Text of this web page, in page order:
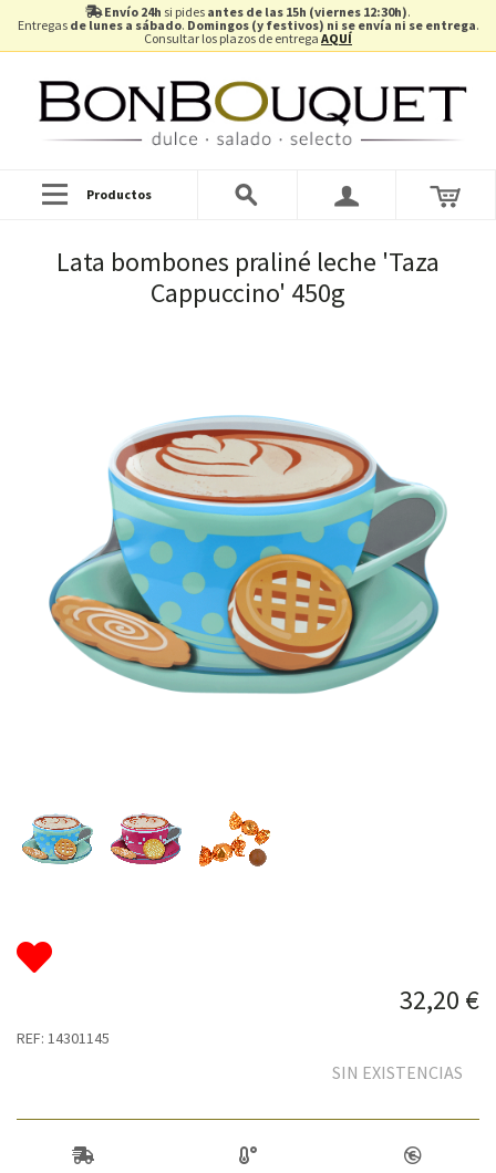
Envío 24h si pides antes de las 15h (viernes 12:30h).
Entregas de lunes a sábado. Domingos (y festivos) ni se envía ni se entrega.
Consultar los plazos de entrega AQUÍ
Productos
Lata bombones praliné leche 'Taza
Cappuccino' 450g
32,20 €
REF: 14301145
SIN EXISTENCIAS